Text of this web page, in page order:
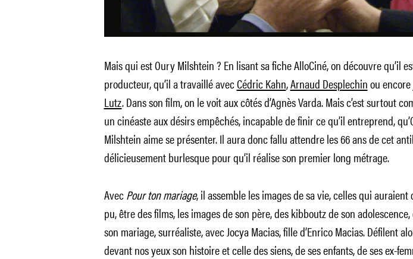
Mais qui est Oury Milshtein ? En lisant sa fiche AlloCiné, on découvre qu’il
producteur, qu’il a travaillé avecCédric Kahn,Arnaud Desplechinou encore
Lutz. Dans son film, on le voit aux côtés d’Agnès Varda. Mais c’est surtout
un cinéaste aux désirs empêchés, incapable de finir ce qu’il entreprend,
Milshtein aime se présenter. Il aura donc fallu attendre les 66 ans de cet
délicieusement burlesque pour qu’il réalise son premier long métrage.
AvecPour ton mariage, il assemble les images de sa vie, celles qui auraient
pu, être des films, les images de son père, des kibboutz de son adolescence,
son mariage, surréaliste, avec Jocya Macias, fille d’Enrico Macias. Défilent
devant nos yeux son histoire et celle des siens, de ses enfants, de ses ex-